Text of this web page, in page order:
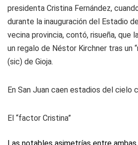
presidenta Cristina Fernández,
durante la inauguración del Estadio
vecina provincia, contó, risueña, que
un regalo de Néstor Kirchner tras un
(sic) de Gioja.
En San Juan caen estadios del cielo
El “factor Cristina”